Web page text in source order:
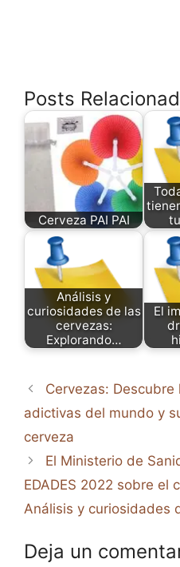
Posts
Cerveza PAI PAI
Análisis y
curiosidades de las
cervezas:
Explorando…
El
Cervezas:
adictivas del mundo y
cerveza
El Ministerio de
EDADES 2022 sobre el
Análisis y curiosidades
Deja un